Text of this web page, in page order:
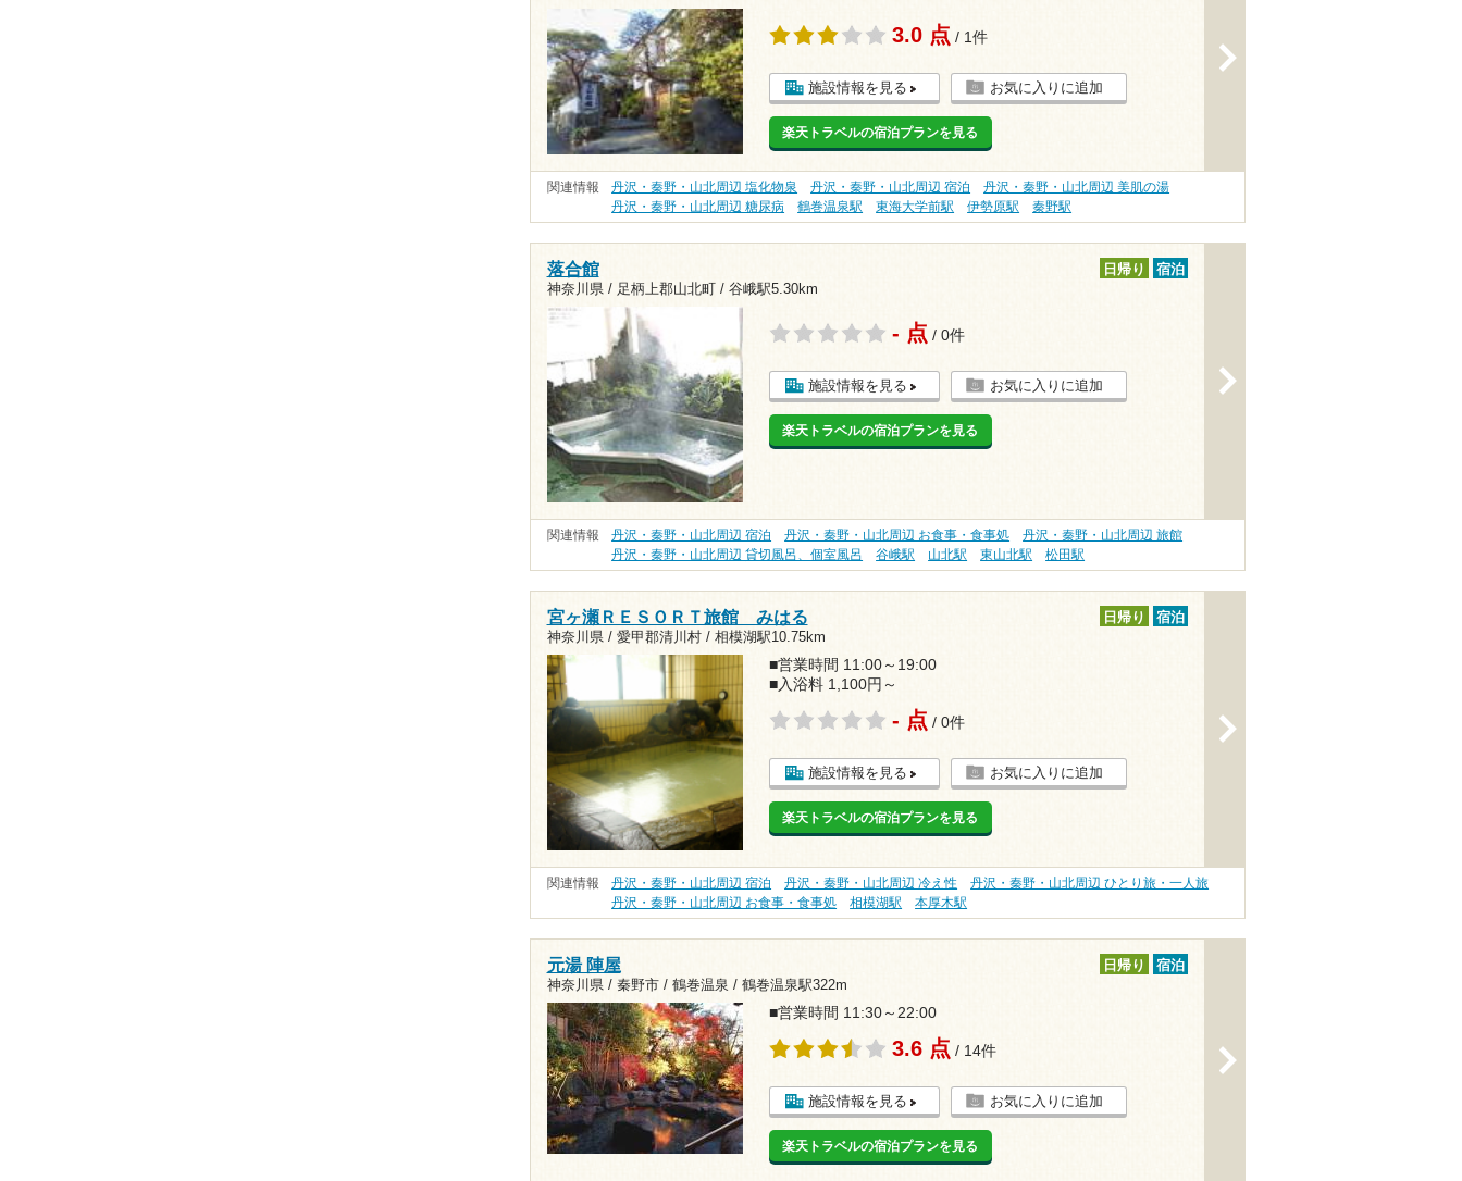
3.0 点 / 1件
施設情報を見る お気に入りに追加
楽天トラベルの宿泊プランを見る
関連情報 丹沢・秦野・山北周辺 塩化物泉 丹沢・秦野・山北周辺 宿泊
丹沢・秦野・山北周辺 美肌の湯
丹沢・秦野・山北周辺 糖尿病
鶴巻温泉駅 東海大学前駅 伊勢原駅 秦野駅
落合館
神奈川県 / 足柄上郡山北町 / 谷峨駅5.30km
日帰り 宿泊
- 点 / 0件
施設情報を見る お気に入りに追加
楽天トラベルの宿泊プランを見る
関連情報 丹沢・秦野・山北周辺 宿泊 丹沢・秦野・山北周辺 お食事・食事処
丹沢・秦野・山北周辺 旅館
丹沢・秦野・山北周辺 貸切風呂、個室風呂
谷峨駅 山北駅 東山北駅 松田駅
宮ヶ瀬ＲＥＳＯＲＴ旅館 みはる
神奈川県 / 愛甲郡清川村 / 相模湖駅10.75km
日帰り 宿泊
■営業時間 11:00～19:00
■入浴料 1,100円～
- 点 / 0件
施設情報を見る お気に入りに追加
楽天トラベルの宿泊プランを見る
関連情報 丹沢・秦野・山北周辺 宿泊 丹沢・秦野・山北周辺 冷え性
丹沢・秦野・山北周辺 ひとり旅・一人旅
丹沢・秦野・山北周辺 お食事・食事処
相模湖駅 本厚木駅
元湯 陣屋
神奈川県 / 秦野市 / 鶴巻温泉 / 鶴巻温泉駅322m
日帰り 宿泊
■営業時間 11:30～22:00
3.6 点 / 14件
施設情報を見る お気に入りに追加
楽天トラベルの宿泊プランを見る